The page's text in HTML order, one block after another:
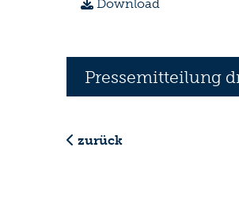
Download
Pressemitteilung
zurück